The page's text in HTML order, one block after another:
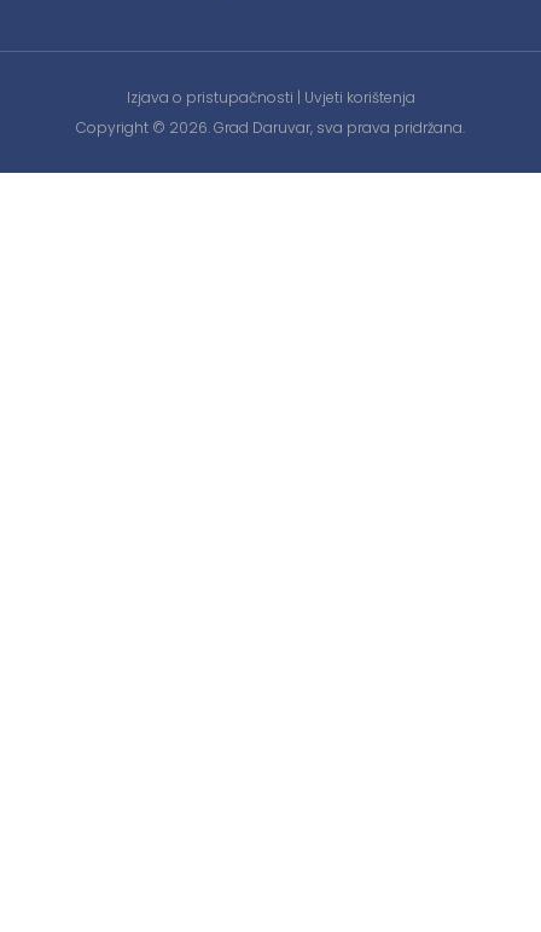
Izjava o pristupačnosti | Uvjeti korištenja
Copyright © 2026. Grad Daruvar, sva prava pridržana.